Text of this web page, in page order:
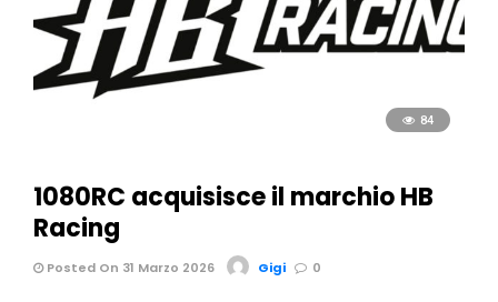
84
1080RC acquisisce il marchio HB
Racing
Posted On 31 Marzo 2026 Gigi 0